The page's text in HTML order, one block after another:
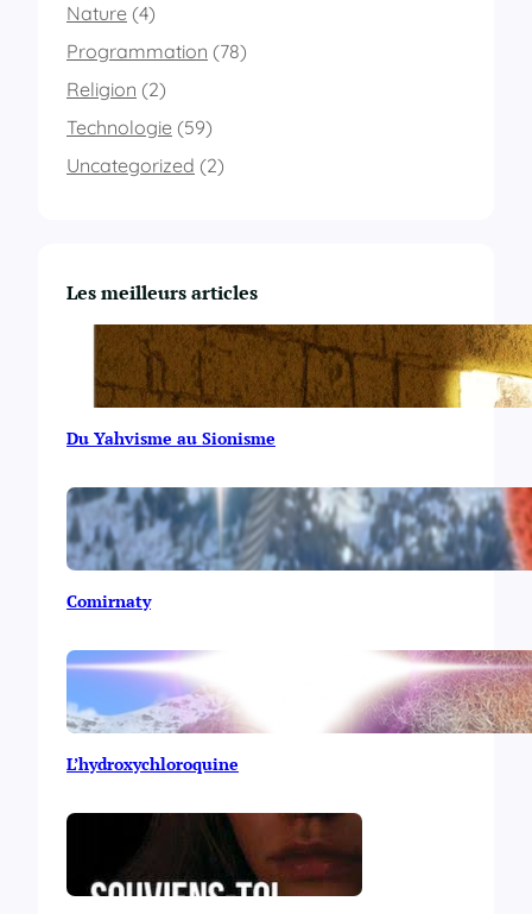
Nature (4)
Programmation (78)
Religion (2)
Technologie (59)
Uncategorized (2)
Les meilleurs articles
Du Yahvisme au Sionisme
Comirnaty
L’hydroxychloroquine